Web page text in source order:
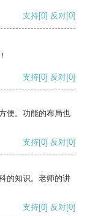
支持[0] 反对[0]
支持[0] 反对[0]
便。功能的布局也
支持[0] 反对[0]
的知识。老师的讲
支持[0] 反对[0]